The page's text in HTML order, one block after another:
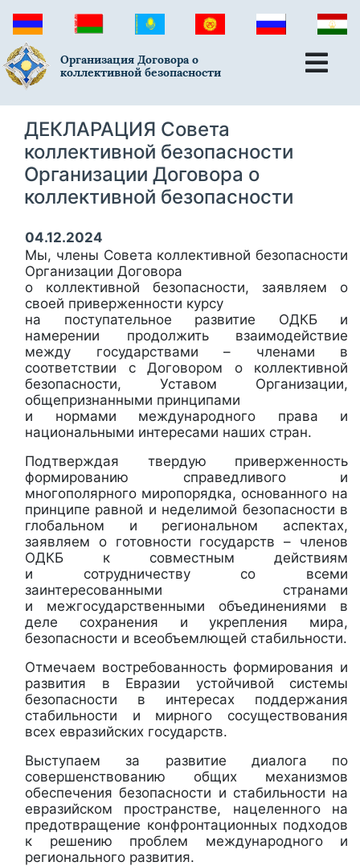
Организация Договора о
коллективной безопасности
ДЕКЛАРАЦИЯ Совета
коллективной безопасности
Организации Договора о
коллективной безопасности
04.12.2024
Мы, члены Совета коллективной безопасности
Организации Договора
о коллективной безопасности, заявляем о
своей приверженности курсу
на поступательное развитие ОДКБ и
намерении продолжить взаимодействие
между государствами – членами в
соответствии с Договором о коллективной
безопасности, Уставом Организации,
общепризнанными принципами
и нормами международного права и
национальными интересами наших стран.
Подтверждая твердую приверженность
формированию справедливого и
многополярного миропорядка, основанного на
принципе равной и неделимой безопасности в
глобальном и региональном аспектах,
заявляем о готовности государств – членов
ОДКБ к совместным действиям
и сотрудничеству со всеми
заинтересованными странами
и межгосударственными объединениями в
деле сохранения и укрепления мира,
безопасности и всеобъемлющей стабильности.
Отмечаем востребованность формирования и
развития в Евразии устойчивой системы
безопасности в интересах поддержания
стабильности и мирного сосуществования
всех евразийских государств.
Выступаем за развитие диалога по
совершенствованию общих механизмов
обеспечения безопасности и стабильности на
евразийском пространстве, нацеленного на
предотвращение конфронтационных подходов
к решению проблем международного и
регионального развития.